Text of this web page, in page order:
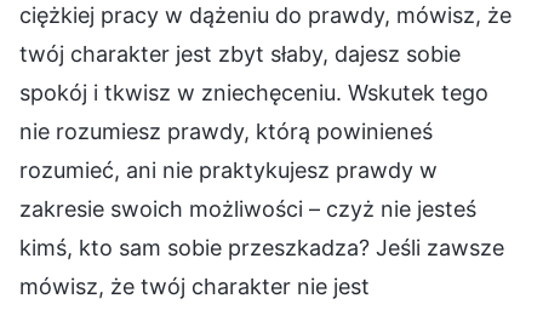
ciężkiej pracy w dążeniu do prawdy, mówisz, że
twój charakter jest zbyt słaby, dajesz sobie
spokój i tkwisz w zniechęceniu. Wskutek tego
nie rozumiesz prawdy, którą powinieneś
rozumieć, ani nie praktykujesz prawdy w
zakresie swoich możliwości – czyż nie jesteś
kimś, kto sam sobie przeszkadza? Jeśli zawsze
mówisz, że twój charakter nie jest